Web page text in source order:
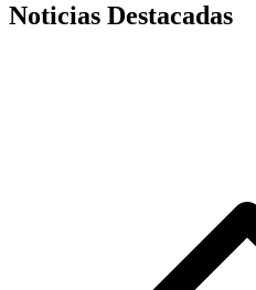
Noticias Destacadas